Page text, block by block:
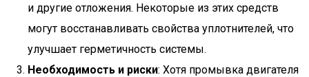
и другие отложения. Некоторые из этих средств
могут восстанавливать свойства уплотнителей, что
улучшает герметичность системы.
Необходимость и риски: Хотя промывка двигателя